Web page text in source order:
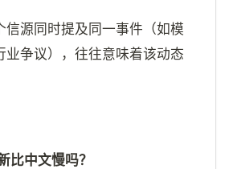
信源同时提及同一事件（如模
业争议），往往意味着该动态
比中文慢吗？